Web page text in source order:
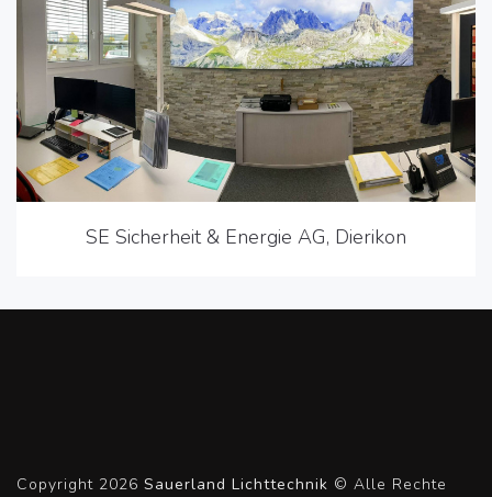
SE Sicherheit & Energie AG, Dierikon
Copyright 2026 Sauerland Lichttechnik © Alle Rechte